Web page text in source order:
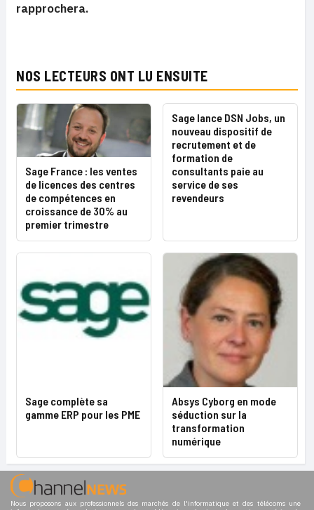
rapprochera.
NOS LECTEURS ONT LU ENSUITE
Sage France : les ventes
de licences des centres
de compétences en
croissance de 30% au
premier trimestre
Sage lance DSN Jobs, un
nouveau dispositif de
recrutement et de
formation de
consultants paie au
service de ses
revendeurs
Sage complète sa
gamme ERP pour les PME
Absys Cyborg en mode
séduction sur la
transformation
numérique
Nous proposons aux professionnels des marchés de l'informatique et des télécoms une